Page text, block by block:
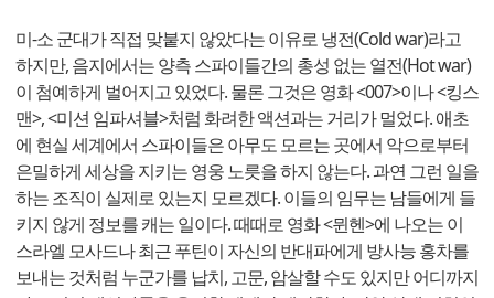
미-소 군대가 직접 맞붙지 않았다는 이유로 냉전(Cold war)라고
하지만, 음지에서는 양측 스파이들간의 총성 없는 열전(Hot war)
이 첨예하게 벌어지고 있었다. 물론 그것은 영화 <007>이나 <킹스
맨>, <미션 임파셔블>처럼 화려한 액션과는 거리가 멀었다. 애초
에 현실 세계에서 스파이들은 아무도 모르는 곳에서 악으로부터
은밀하게 세상을 지키는 영웅 노릇을 하지 않는다. 과연 그런 일을
하는 조직이 실제로 있는지 모르겠다. 이들의 임무는 남들에게 들
키지 않게 정보를 캐는 일이다. 때때로 영화 <뮌헨>에 나오는 이
스라엘 모사드나 최근 푸틴이 자신의 반대파에게 방사능 홍차를
보내는 것처럼 누군가를 납치, 고문, 암살할 수도 있지만 어디까지